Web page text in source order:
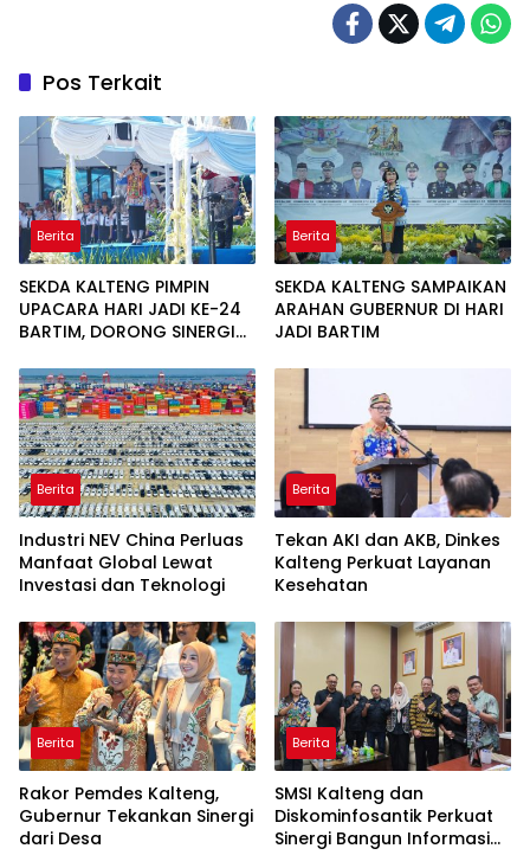
Pos Terkait
Berita
SEKDA KALTENG PIMPIN
UPACARA HARI JADI KE-24
BARTIM, DORONG SINERGI
Berita
SEKDA KALTENG SAMPAIKAN
ARAHAN GUBERNUR DI HARI
JADI BARTIM
Berita
Industri NEV China Perluas
Manfaat Global Lewat
Investasi dan Teknologi
Berita
Tekan AKI dan AKB, Dinkes
Kalteng Perkuat Layanan
Kesehatan
Berita
Rakor Pemdes Kalteng,
Gubernur Tekankan Sinergi
dari Desa
Berita
SMSI Kalteng dan
Diskominfosantik Perkuat
Sinergi Bangun Informasi